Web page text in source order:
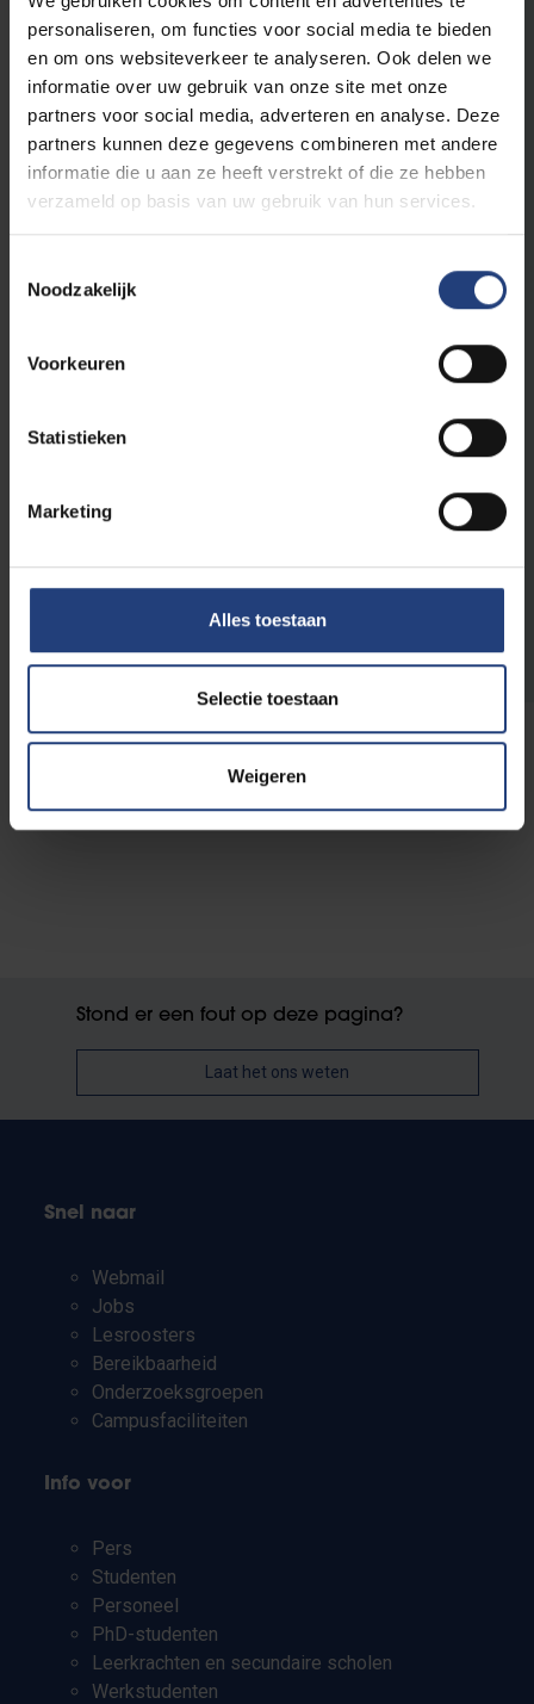
personaliseren, om functies voor social media te bieden
en om ons websiteverkeer te analyseren. Ook delen we
informatie over uw gebruik van onze site met onze
partners voor social media, adverteren en analyse. Deze
partners kunnen deze gegevens combineren met andere
informatie die u aan ze heeft verstrekt of die ze hebben
verzameld op basis van uw gebruik van hun services.
Noodzakelijk
Voorkeuren
Statistieken
Marketing
Alles toestaan
Selectie toestaan
Weigeren
"In de darmen van elke mens leven zo’n
50 tot 150 verschillende soorten
bacterieën"
VUB-bio-ingenieur en doctor in de
microbiologie Doris Vandeputte wil de
volgende vijf jaar de strijd aangaan met de
campylobacter-bacterie
Lees meer
Wetenschap en onderzoek
VUB onderzoekt hoe bioplastics
geproduceerd kunnen worden met een
combinatie van zeewater en
afvalstromen uit de industrie
Fundamenteel onderzoek VUB-doctorandus
Brendan Schroyen
Stond er een fout op deze pagina?
Laat het ons weten
Snel naar
Webmail
Jobs
Lesroosters
Bereikbaarheid
Onderzoeksgroepen
Campusfaciliteiten
Info voor
Pers
Studenten
Personeel
PhD-studenten
Leerkrachten en secundaire scholen
Werkstudenten